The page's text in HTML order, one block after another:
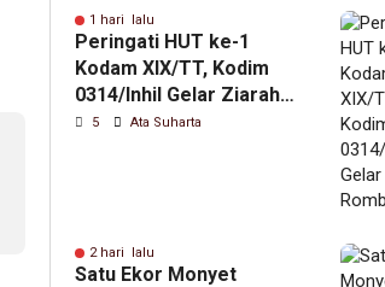
1 hari lalu
Peringati HUT ke-1
Kodam XIX/TT, Kodim
0314/Inhil Gelar Ziarah
Rombongan
5 Ata Suharta
2 hari lalu
Satu Ekor Monyet